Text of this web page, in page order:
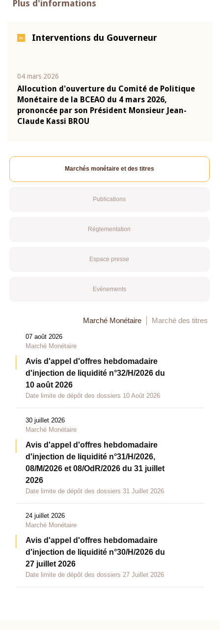
Plus d'informations
Interventions du Gouverneur
04 mars 2026
Allocution d'ouverture du Comité de Politique
Monétaire de la BCEAO du 4 mars 2026,
prononcée par son Président Monsieur Jean-
Claude Kassi BROU
Marchés monétaire et des titres
Publications
Réglementation
Espace presse
Evénements
Marché Monétaire Marché des titres
07 août 2026
Marché Monétaire
Avis d'appel d'offres hebdomadaire
d'injection de liquidité n°32/H/2026 du
10 août 2026
Date limite de dépôt des dossiers 10 Août 2026
30 juillet 2026
Marché Monétaire
Avis d'appel d'offres hebdomadaire
d'injection de liquidité n°31/H/2026,
08/M/2026 et 08/OdR/2026 du 31 juillet
2026
Date limite de dépôt des dossiers 31 Juillet 2026
24 juillet 2026
Marché Monétaire
Avis d'appel d'offres hebdomadaire
d'injection de liquidité n°30/H/2026 du
27 juillet 2026
Date limite de dépôt des dossiers 27 Juillet 2026